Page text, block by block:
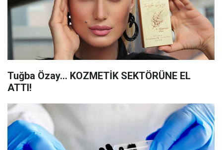
Tuğba Özay... KOZMETİK SEKTÖRÜNE EL
ATTI!